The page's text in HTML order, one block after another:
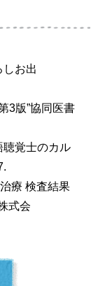
しお出
3版”協同医書
聴覚士のカル
療 検査結果
式会